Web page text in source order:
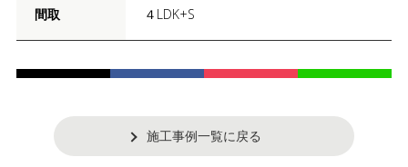
間取 ４LDK+S
施工事例一覧に戻る